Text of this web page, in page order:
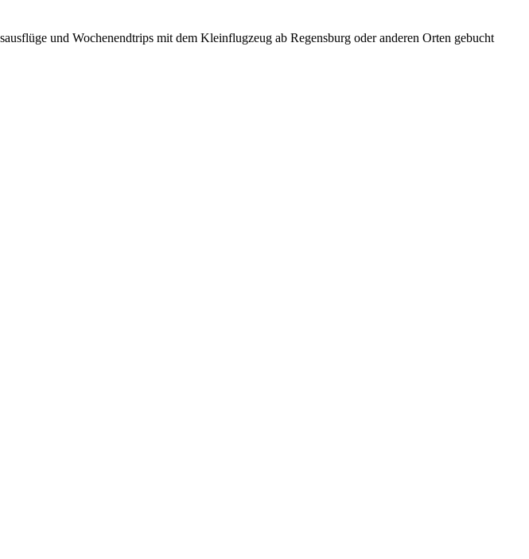
und Wochenendtrips mit dem Kleinflugzeug ab Regensburg oder anderen Orten gebucht